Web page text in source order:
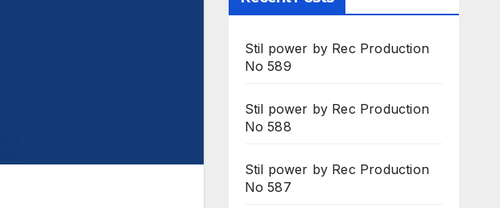
Stil power by Rec Production
No 589
Stil power by Rec Production
No 588
Stil power by Rec Production
No 587